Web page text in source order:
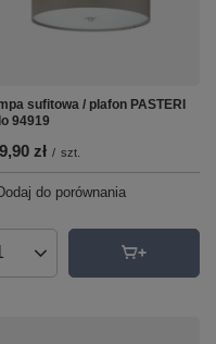
sufitowa / plafon PASTERI
94919
zł / szt.
do porównania
produktów